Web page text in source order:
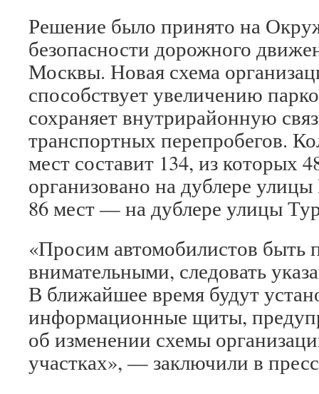
Решение было принято на
безопасности дорожного
Москвы. Новая схема
способствует увеличению
сохраняет внутрирайонную
транспортных перепробегов.
мест составит 134, из которых
организовано на дублере
86 мест — на дублере улицы
«Просим автомобилистов быть
внимательными, следовать
В ближайшее время будут
информационные щиты,
об изменении схемы
участках», — заключили в